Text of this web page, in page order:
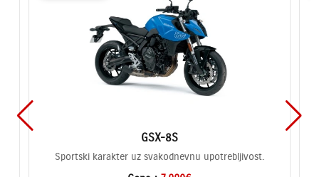
GSX-8S
Sportski karakter uz svakodnevnu upotrebljivost.